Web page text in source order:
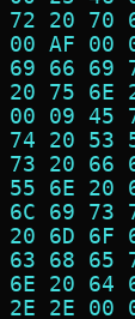
72 20
00 AF
69 66
20 75
00 09
74 20
73 20
55 6E
6C 69
20 6D
63 68
6E 20
2E 2E